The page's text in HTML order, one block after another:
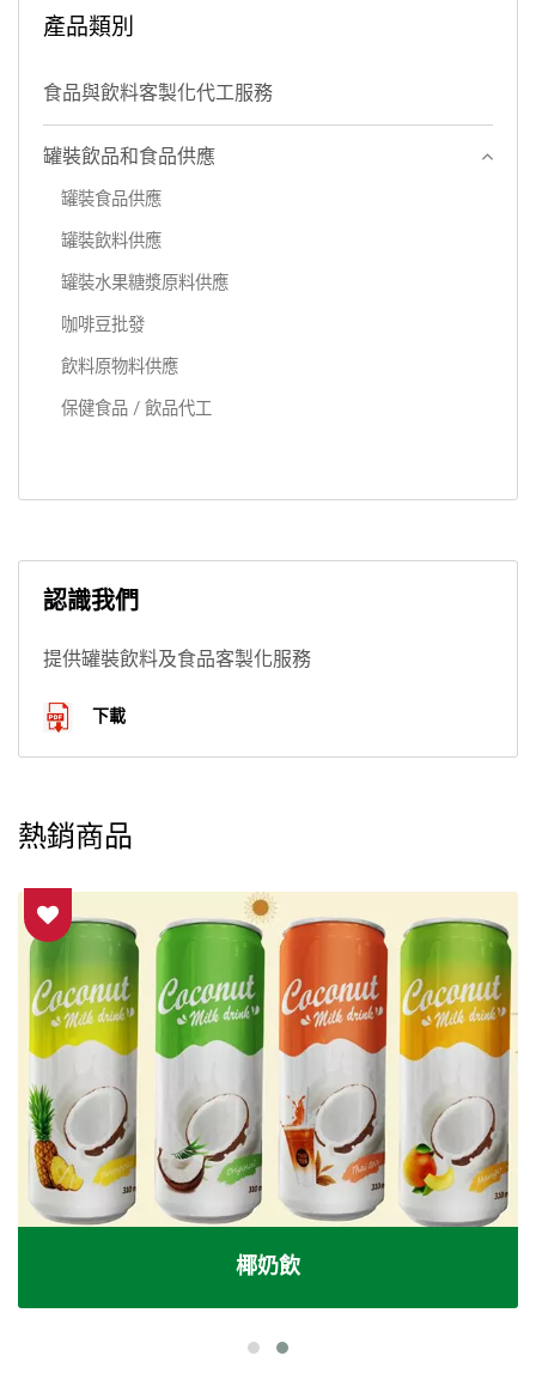
產品類別
食品與飲料客製化代工服務
罐裝飲品和食品供應
罐裝食品供應
罐裝飲料供應
罐裝水果糖漿原料供應
咖啡豆批發
飲料原物料供應
保健食品 / 飲品代工
認識我們
提供罐裝飲料及食品客製化服務
下載
熱銷商品
椰奶飲